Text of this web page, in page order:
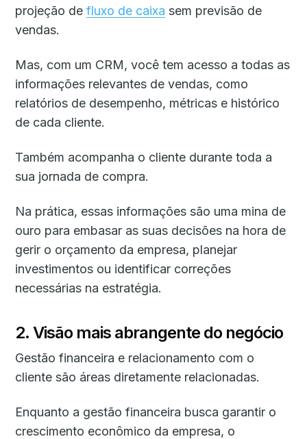
projeção defluxo de caixa sem previsão de
vendas.
Mas, com um CRM, você tem acesso a todas as
informações relevantes de vendas, como
relatórios de desempenho, métricas e histórico
de cada cliente.
Também acompanha o cliente durante toda a
sua jornada de compra.
Na prática, essas informações são uma mina de
ouro para embasar as suas decisões na hora de
gerir o orçamento da empresa, planejar
investimentos ou identificar correções
necessárias na estratégia.
2. Visão mais abrangente do negócio
Gestão financeira e relacionamento com o
cliente são áreas diretamente relacionadas.
Enquanto a gestão financeira busca garantir o
crescimento econômico da empresa, o